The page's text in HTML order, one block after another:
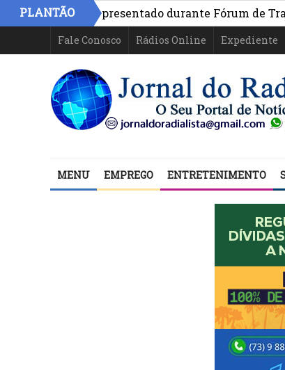
PLANTÃO
Bahia é apresentado durante Fórum de
Fale Conosco Rádios Online Expediente
MENU EMPREGO ENTRETENIMENTO